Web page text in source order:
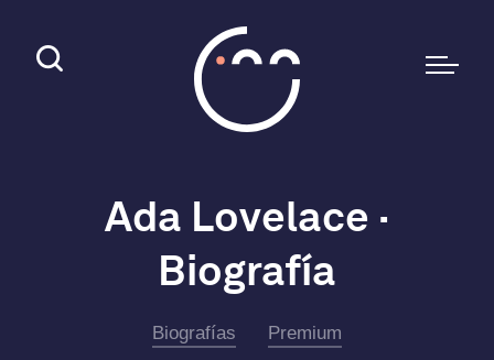
Ada Lovelace ·
Biografía
Biografías Premium